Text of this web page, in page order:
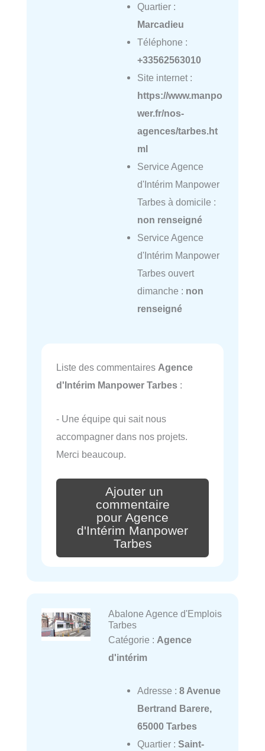
Quartier :
Marcadieu
Téléphone :
+33562563010
Site internet :
https://www.manpo
wer.fr/nos-
agences/tarbes.ht
ml
Service Agence
d'Intérim Manpower
Tarbes à domicile :
non renseigné
Service Agence
d'Intérim Manpower
Tarbes ouvert
dimanche : non
renseigné
Liste des commentaires Agence
d'Intérim Manpower Tarbes :
- Une équipe qui sait nous
accompagner dans nos projets.
Merci beaucoup.
Ajouter un
commentaire
pour Agence
d'Intérim Manpower
Tarbes
Abalone Agence d'Emplois
Tarbes
Catégorie : Agence
d'intérim
Adresse : 8 Avenue
Bertrand Barere,
65000 Tarbes
Quartier : Saint-